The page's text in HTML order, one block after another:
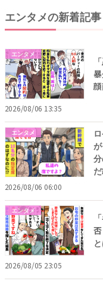
エンタメの新着記事
エンタメ
2026/08/06 13:35
エンタメ
2026/08/06 06:00
エンタメ
2026/08/05 23:05